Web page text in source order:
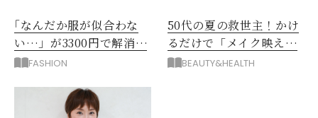
｢なんだか服が似合わな
い…」が3300円で解消！
阪神梅田のサービスが神
FASHION
50代の夏の救世主！かけ
るだけで「メイク映え」
する眼鏡
BEAUTY&HEALTH